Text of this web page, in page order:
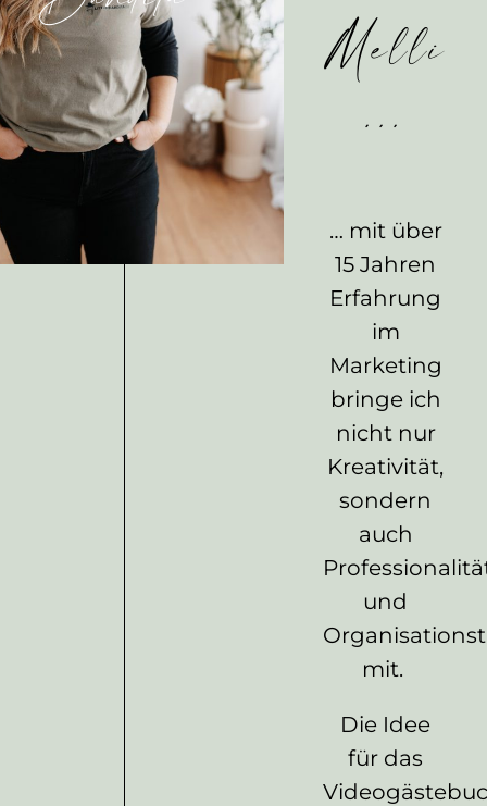
Melli
...
… mit über
15 Jahren
Erfahrung
im
Marketing
bringe ich
nicht nur
Kreativität,
sondern
auch
und
mit.
Die Idee
für das